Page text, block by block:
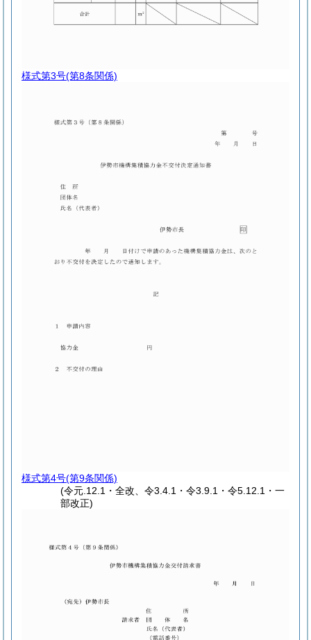
様式第3号(第8条関係)
様式第4号(第9条関係)
(令元.12.1・全改、令3.4.1・令3.9.1・令5.12.1・一
部改正)